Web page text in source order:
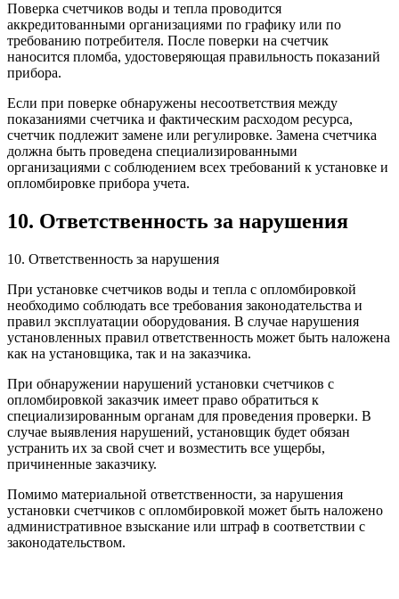
Поверка счетчиков воды и тепла проводится
аккредитованными организациями по графику или по
требованию потребителя. После поверки на счетчик
наносится пломба, удостоверяющая правильность показаний
прибора.
Если при поверке обнаружены несоответствия между
показаниями счетчика и фактическим расходом ресурса,
счетчик подлежит замене или регулировке. Замена счетчика
должна быть проведена специализированными
организациями с соблюдением всех требований к установке и
опломбировке прибора учета.
10. Ответственность за нарушения
10. Ответственность за нарушения
При установке счетчиков воды и тепла с опломбировкой
необходимо соблюдать все требования законодательства и
правил эксплуатации оборудования. В случае нарушения
установленных правил ответственность может быть наложена
как на установщика, так и на заказчика.
При обнаружении нарушений установки счетчиков с
опломбировкой заказчик имеет право обратиться к
специализированным органам для проведения проверки. В
случае выявления нарушений, установщик будет обязан
устранить их за свой счет и возместить все ущербы,
причиненные заказчику.
Помимо материальной ответственности, за нарушения
установки счетчиков с опломбировкой может быть наложено
административное взыскание или штраф в соответствии с
законодательством.